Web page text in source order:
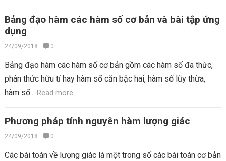
Bảng đạo hàm các hàm số cơ bản và bài tập ứng
dụng
24/09/2018 0
Bảng đạo hàm các hàm số cơ bản gồm các hàm số đa thức,
phân thức hữu tỉ hay hàm số căn bậc hai, hàm số lũy thừa,
hàm số... Read more
Phương pháp tính nguyên hàm lượng giác
24/09/2018 0
Các bài toán về lượng giác là một trong số các bài toán cơ bản